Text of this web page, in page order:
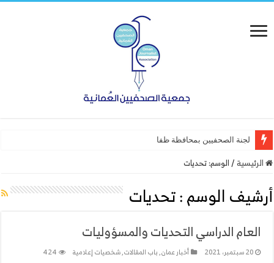
لجنة الصحفيين بمحافظة ظفار تنفذ
الرئيسية / الوسم:تحديات
أرشيف الوسم :تحديات
العام الدراسي التحديات والمسؤوليات
20 سبتمبر، 2021 أخبار عمان,باب المقالات,شخصيات إعلامية 424